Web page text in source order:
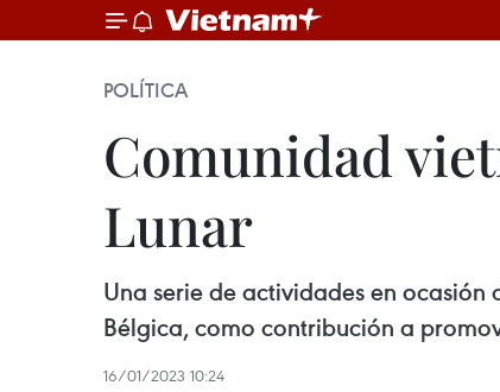
POLÍTICA
Comunidad
Lunar
Una serie de actividades en
Bélgica, como contribución a
16/01/2023 10:24